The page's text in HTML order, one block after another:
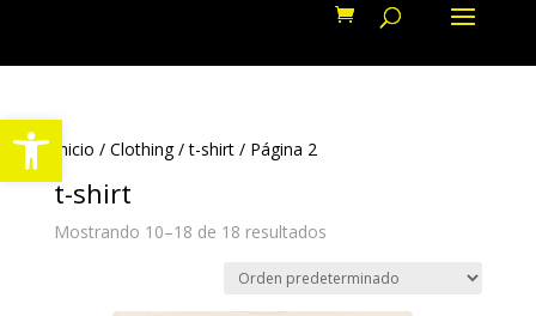
Abrir barra de herramientas
Inicio / Clothing/t-shirt/ Página 2
t-shirt
Mostrando 10–18 de 18 resultados